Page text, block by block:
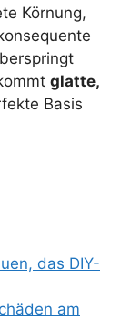
Körnung,
glatte,
Basis
das DIY-
am